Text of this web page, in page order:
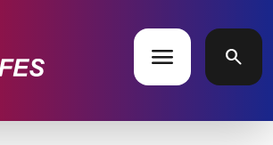
menu search